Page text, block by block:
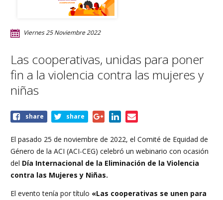
Viernes 25 Noviembre 2022
Las cooperativas, unidas para poner
fin a la violencia contra las mujeres y
niñas
Share
event
share share
El pasado 25 de noviembre de 2022, el Comité de Equidad de
Género de la ACI (ACI-CEG) celebró un webinario con ocasión
del Día Internacional de la Eliminación de la Violencia
contra las Mujeres y Niñas.
El evento tenía por título «Las cooperativas se unen para